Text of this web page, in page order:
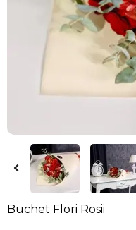
Buchet Flori Rosii